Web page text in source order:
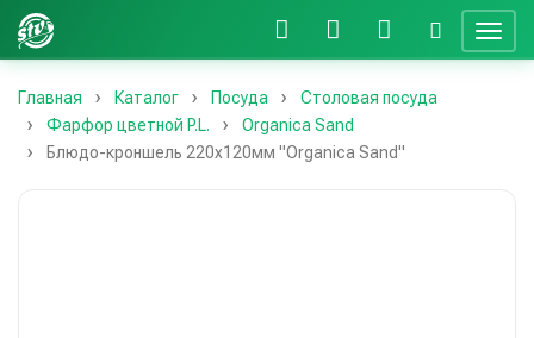
Главная Каталог Посуда
Столовая посуда
Фарфор цветной P.L.
Organica Sand
Блюдо-кроншель 220х120мм "Organica Sand"